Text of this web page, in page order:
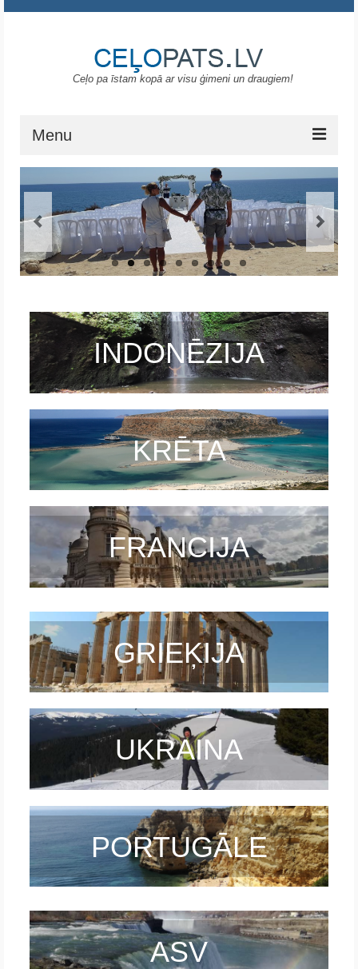
Ceļo pa īstam kopā ar visu ģimeni un draugiem!
Menu
Gruzija
Portugāle
ASV
Melnkalne
Grieķija
Krēta
Francija
Itālija
Ukraina
Latvija
Indonēzija
INDONĒZIJA
KRĒTA
FRANCIJA
GRIEĶIJA
UKRAINA
PORTUGĀLE
ASV